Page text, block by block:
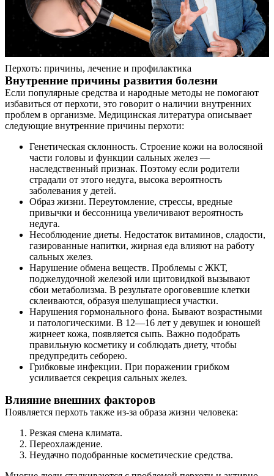
Перхоть: причины, лечение и профилактика
Внутренние причины развития болезни
Если популярные средства и народные методы не помогают
избавиться от перхоти, это говорит о наличии внутренних
проблем в организме. Медицинская литература описывает
следующие внутренние причины перхоти:
Генетическая склонность. Строение кожи на волосяной
части головы и функции сальных желез —
наследственный признак. Поэтому если родители
страдали от этого недуга, высока вероятность
заболевания у детей.
Образ жизни. Переутомление, стрессы, вредные
привычки и бессонница увеличивают вероятность
недуга.
Несоблюдение диеты. Недостаток витаминов, сладости,
газированные напитки, жирная еда влияют на работу
сальных желез.
Нарушение обмена веществ. Проблемы с ЖКТ,
поджелудочной железой или щитовидкой вызывают
сбои метаболизма. В результате ороговевшие клетки
склеиваются, образуя шелушащиеся участки.
Нарушения гормонального фона. Бывают возрастными
и патологическими. В 12—16 лет у девушек и юношей
жирнеет кожа, появляется сыпь. Важно подобрать
правильную косметику и соблюдать диету, чтобы
предупредить себорею.
Грибковые инфекции. При поражении грибком
усиливается секреция сальных желез.
Влияние внешних факторов
Появляется перхоть также из-за образа жизни человека:
Резкая смена климата.
Переохлаждение.
Неудачно подобранные косметические средства.